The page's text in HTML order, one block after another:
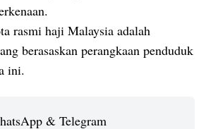
rasmi haji Malaysia adalah
berasaskan perangkaan penduduk
ini.
& Telegram